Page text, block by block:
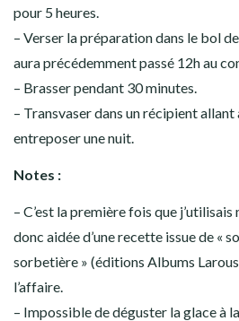
pour 5 heures.
– Verser la préparation dans le bol
aura précédemment passé 12h au
– Brasser pendant 30 minutes.
– Transvaser dans un récipient
entreposer une nuit.
Notes :
– C’est la première fois que
donc aidée d’une recette issue de «
sorbetière » (éditions Albums
l’affaire.
– Impossible de déguster la glace à